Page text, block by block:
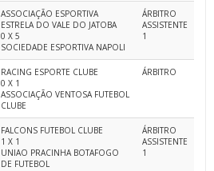
ASSOCIAÇÃO ESPORTIVA
ESTRELA DO VALE DO JATOBA
0 X 5
SOCIEDADE ESPORTIVA NAPOLI
ÁRBITRO
ASSISTENTE
1
RACING ESPORTE CLUBE
0 X 1
ASSOCIAÇÃO VENTOSA FUTEBOL
CLUBE
ÁRBITRO
FALCONS FUTEBOL CLUBE
1 X 1
UNIAO PRACINHA BOTAFOGO
DE FUTEBOL
ÁRBITRO
ASSISTENTE
1